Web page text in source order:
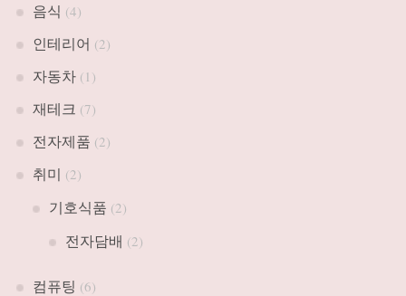
음식 (4)
인테리어 (2)
자동차(1)
재테크 (7)
전자제품 (2)
취미 (2)
기호식품 (2)
전자담배 (2)
컴퓨팅 (6)